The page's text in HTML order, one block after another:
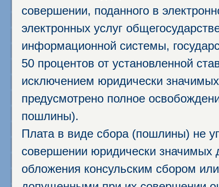
совершении, поданного в
электронных услуг
информационной системы,
50 процентов от установленной
исключением юридически
предусмотрено полное
пошлины).
Плата в виде сбора (пошлины) не
совершении юридически
обложения консульским сбором